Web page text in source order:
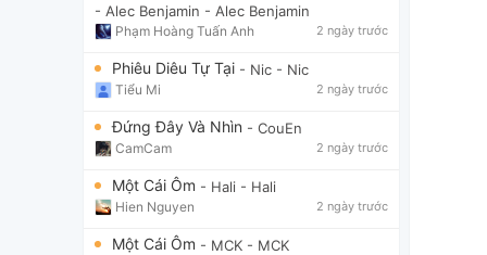
- Alec Benjamin - Alec Benjamin
Phạm Hoàng Tuấn Anh 2 ngày trước
Phiêu Diêu Tự Tại - Nic - Nic
Tiểu Mi 2 ngày trước
Đứng Đây Và Nhìn - CouEn
CamCam 2 ngày trước
Một Cái Ôm - Hali - Hali
Hien Nguyen 2 ngày trước
Một Cái Ôm - MCK - MCK